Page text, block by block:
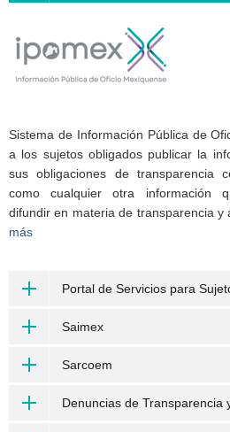
Sistema de Información Pública de
a los sujetos obligados publicar la
sus obligaciones de transparencia
como cualquier otra información
difundir en materia de transparencia y
más
Portal de Servicios para
Saimex
Sarcoem
Denuncias de Transparencia